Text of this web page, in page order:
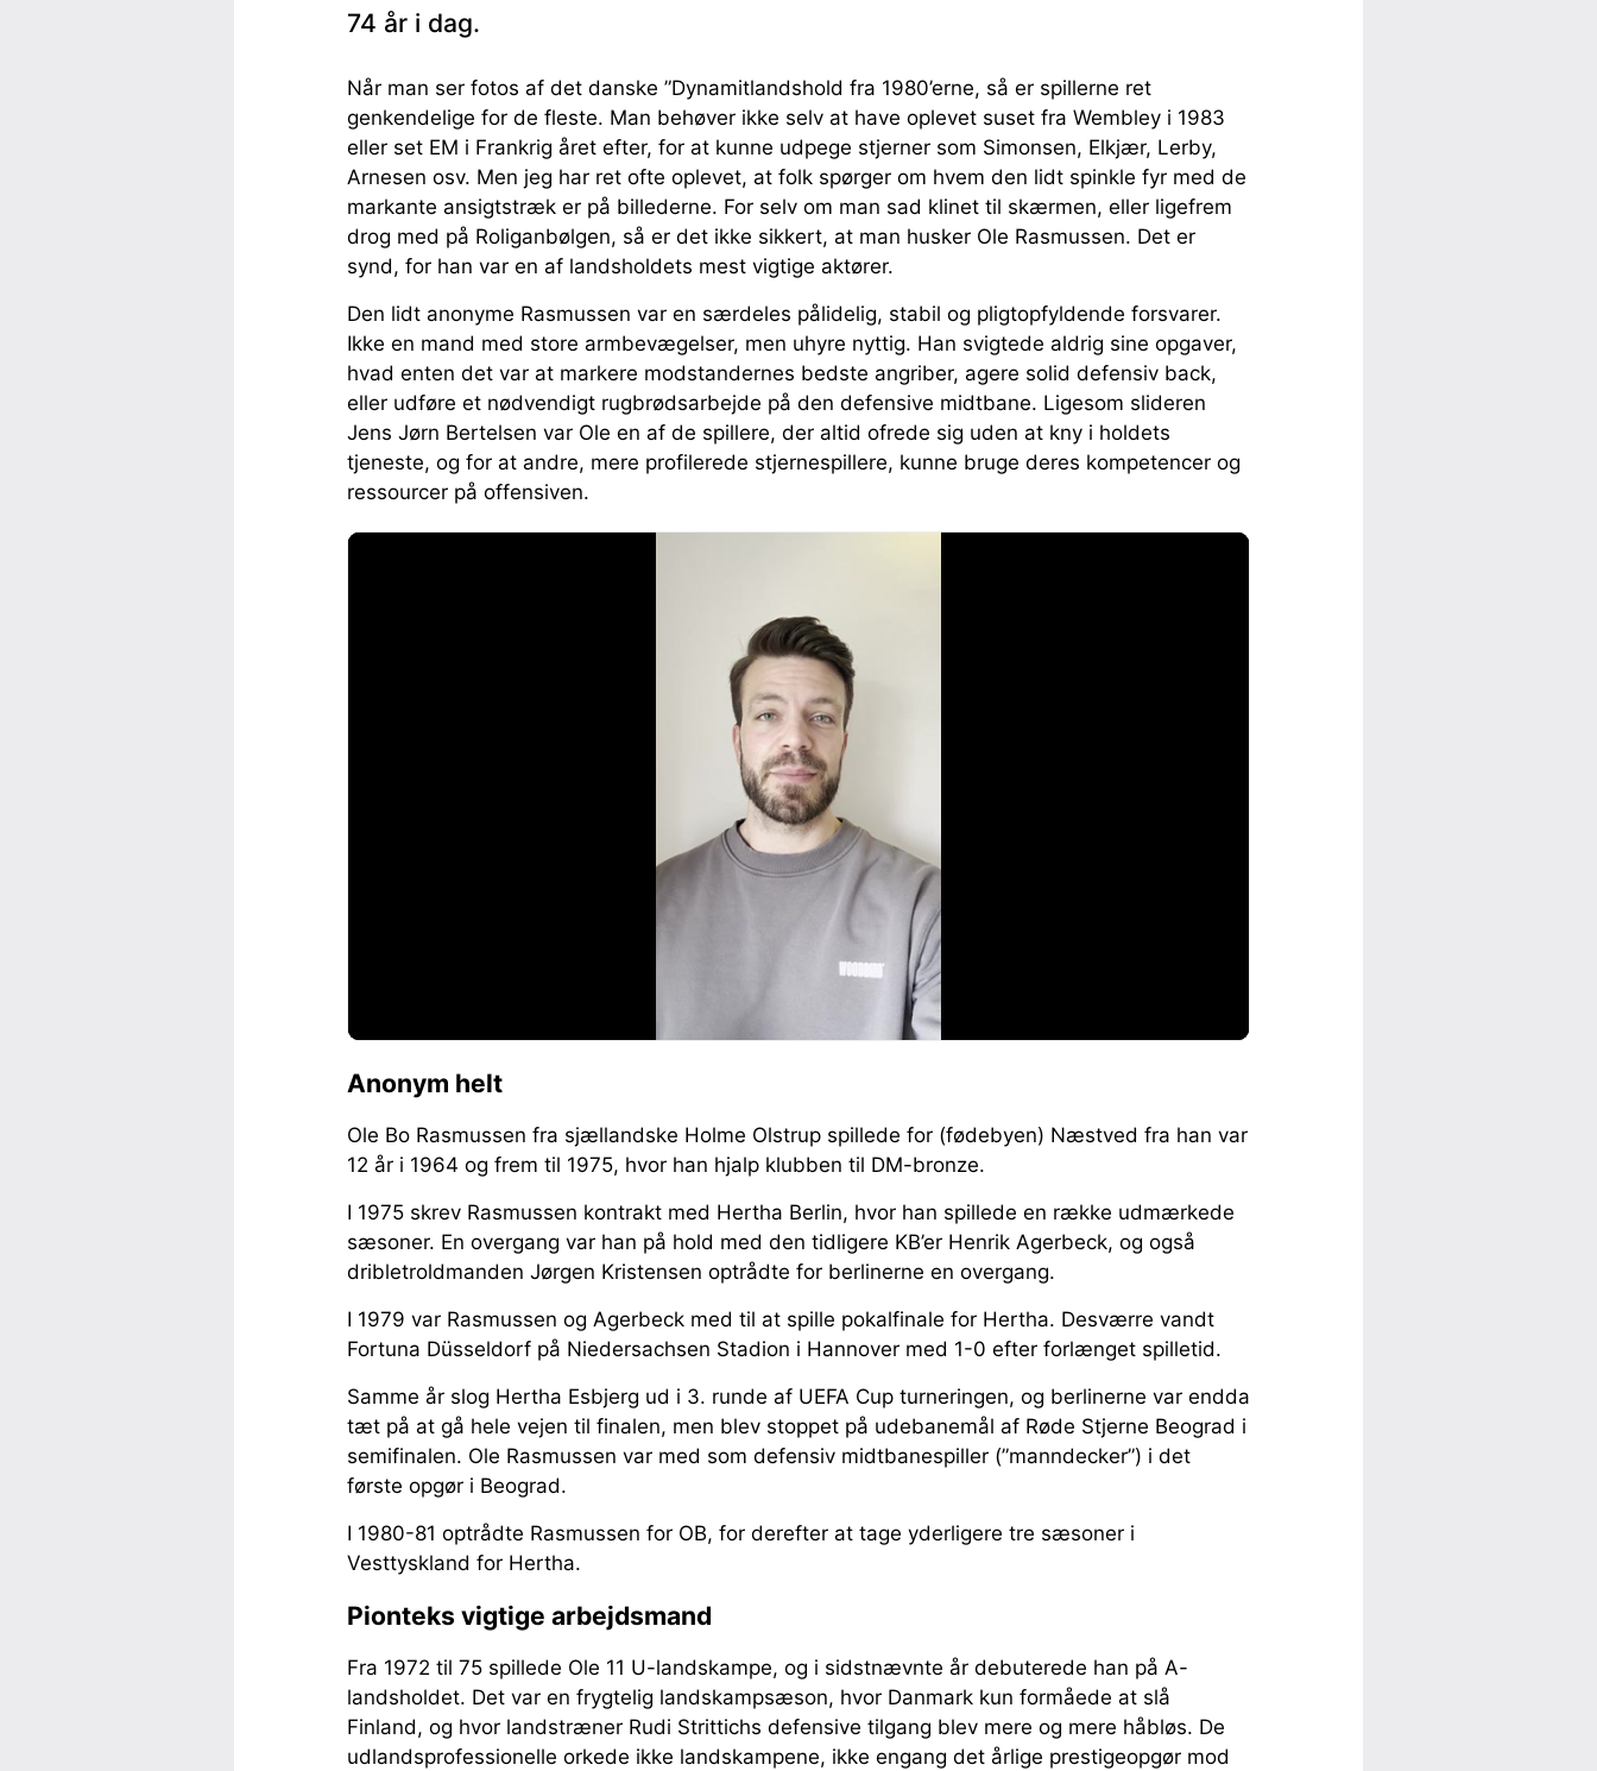
74 år i dag.
Når man ser fotos af det danske ”Dynamitlandshold fra 1980’erne, så er spillerne ret
genkendelige for de fleste. Man behøver ikke selv at have oplevet suset fra Wembley i 1983
eller set EM i Frankrig året efter, for at kunne udpege stjerner som Simonsen, Elkjær, Lerby,
Arnesen osv. Men jeg har ret ofte oplevet, at folk spørger om hvem den lidt spinkle fyr med de
markante ansigtstræk er på billederne. For selv om man sad klinet til skærmen, eller ligefrem
drog med på Roliganbølgen, så er det ikke sikkert, at man husker Ole Rasmussen. Det er
synd, for han var en af landsholdets mest vigtige aktører.
Den lidt anonyme Rasmussen var en særdeles pålidelig, stabil og pligtopfyldende forsvarer.
Ikke en mand med store armbevægelser, men uhyre nyttig. Han svigtede aldrig sine opgaver,
hvad enten det var at markere modstandernes bedste angriber, agere solid defensiv back,
eller udføre et nødvendigt rugbrødsarbejde på den defensive midtbane. Ligesom slideren
Jens Jørn Bertelsen var Ole en af de spillere, der altid ofrede sig uden at kny i holdets
tjeneste, og for at andre, mere profilerede stjernespillere, kunne bruge deres kompetencer og
ressourcer på offensiven.
Anonym helt
Ole Bo Rasmussen fra sjællandske Holme Olstrup spillede for (fødebyen) Næstved fra han var
12 år i 1964 og frem til 1975, hvor han hjalp klubben til DM-bronze.
I 1975 skrev Rasmussen kontrakt med Hertha Berlin, hvor han spillede en række udmærkede
sæsoner. En overgang var han på hold med den tidligere KB’er Henrik Agerbeck, og også
dribletroldmanden Jørgen Kristensen optrådte for berlinerne en overgang.
I 1979 var Rasmussen og Agerbeck med til at spille pokalfinale for Hertha. Desværre vandt
Fortuna Düsseldorf på Niedersachsen Stadion i Hannover med 1-0 efter forlænget spilletid.
Samme år slog Hertha Esbjerg ud i 3. runde af UEFA Cup turneringen, og berlinerne var endda
tæt på at gå hele vejen til finalen, men blev stoppet på udebanemål af Røde Stjerne Beograd i
semifinalen. Ole Rasmussen var med som defensiv midtbanespiller (”manndecker”) i det
første opgør i Beograd.
I 1980-81 optrådte Rasmussen for OB, for derefter at tage yderligere tre sæsoner i
Vesttyskland for Hertha.
Pionteks vigtige arbejdsmand
Fra 1972 til 75 spillede Ole 11 U-landskampe, og i sidstnævnte år debuterede han på A-
landsholdet. Det var en frygtelig landskampsæson, hvor Danmark kun formåede at slå
Finland, og hvor landstræner Rudi Strittichs defensive tilgang blev mere og mere håbløs. De
udlandsprofessionelle orkede ikke landskampene, ikke engang det årlige prestigeopgør mod